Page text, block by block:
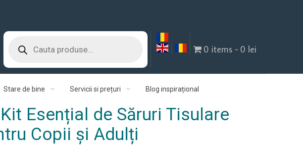
search 0 items 0 lei
Stare de bine Servicii si prețuri Blog inspirațional
Kit Esențial de Săruri Tisulare
Copii și Adulți